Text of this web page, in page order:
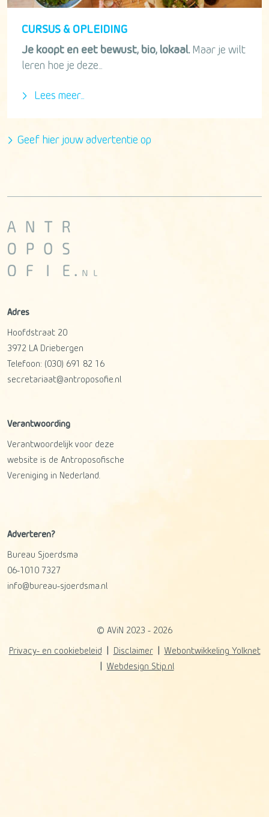
CURSUS & OPLEIDING
Je koopt en eet bewust, bio, lokaal.Maar je wilt
leren hoe je deze...
Lees meer...
Geef hier jouw advertentie op
Adres
Hoofdstraat 20
3972 LA
Driebergen
Telefoon: (030) 691 82 16
secretariaat@antroposofie.nl
Verantwoording
Verantwoordelijk voor deze
website is de Antroposofische
Vereniging in Nederland.
Adverteren?
Bureau Sjoerdsma
06-1010 7327
info@bureau-sjoerdsma.nl
© AViN 2023 - 2026
Privacy- en cookiebeleid Disclaimer
Webontwikkeling Yolknet
Webdesign Stip.nl